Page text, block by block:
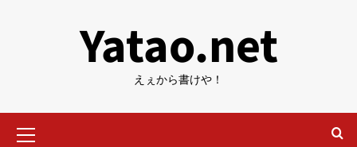
Yatao.net
えぇから書けや！
イ